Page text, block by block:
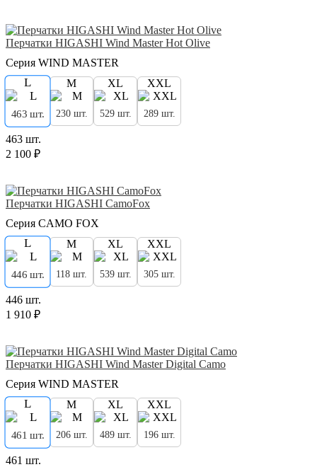
Перчатки HIGASHI Wind Master Hot Olive
Серия WIND MASTER
L
463 шт.
M
230 шт.
XL
529 шт.
XXL
289 шт.
463 шт.
2 100 ₽
Перчатки HIGASHI CamoFox
Серия CAMO FOX
L
446 шт.
M
118 шт.
XL
539 шт.
XXL
305 шт.
446 шт.
1 910 ₽
Перчатки HIGASHI Wind Master Digital Camo
Серия WIND MASTER
L
461 шт.
M
206 шт.
XL
489 шт.
XXL
196 шт.
461 шт.